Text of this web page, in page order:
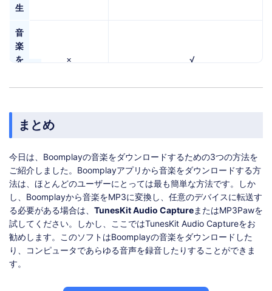
生
音
楽
を
集
× √
まとめ
今日は、Boomplayの音楽をダウンロードするための3つの方法を
ご紹介しました。Boomplayアプリから音楽をダウンロードする方
法は、ほとんどのユーザーにとっては最も簡単な方法です。しか
し、Boomplayから音楽をMP3に変換し、任意のデバイスに転送す
る必要がある場合は、 TunesKit Audio CaptureまたはMP3Pawを
試してください。しかし、ここではTunesKit Audio Captureをお
勧めします。このソフトはBoomplayの音楽をダウンロードした
り、コンピュータであらゆる音声を録音したりすることができま
す。